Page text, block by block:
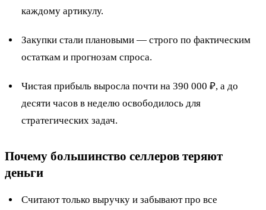
каждому артикулу.
Закупки стали плановыми — строго по фактическим
остаткам и прогнозам спроса.
Чистая прибыль выросла почти на 390 000 ₽, а до
десяти часов в неделю освободилось для
стратегических задач.
Почему большинство селлеров теряют
деньги
Считают только выручку и забывают про все